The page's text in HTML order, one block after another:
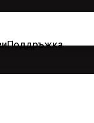
Поддръжка